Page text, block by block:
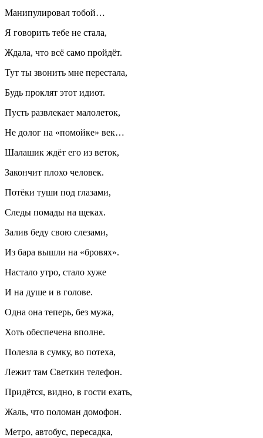
Манипулировал тобой…
Я говорить тебе не стала,
Ждала, что всё само пройдёт.
Тут ты звонить мне перестала,
Будь проклят этот идиот.
Пусть развлекает малолеток,
Не долог на «помойке» век…
Шалашик ждёт его из веток,
Закончит плохо человек.
Потёки туши под глазами,
Следы помады на щеках.
Залив беду свою слезами,
Из бара вышли на «бровях».
Настало утро, стало хуже
И на душе и в голове.
Одна она теперь, без мужа,
Хоть обеспечена вполне.
Полезла в сумку, во потеха,
Лежит там Светкин телефон.
Придётся, видно, в гости ехать,
Жаль, что поломан домофон.
Метро, автобус, пересадка,